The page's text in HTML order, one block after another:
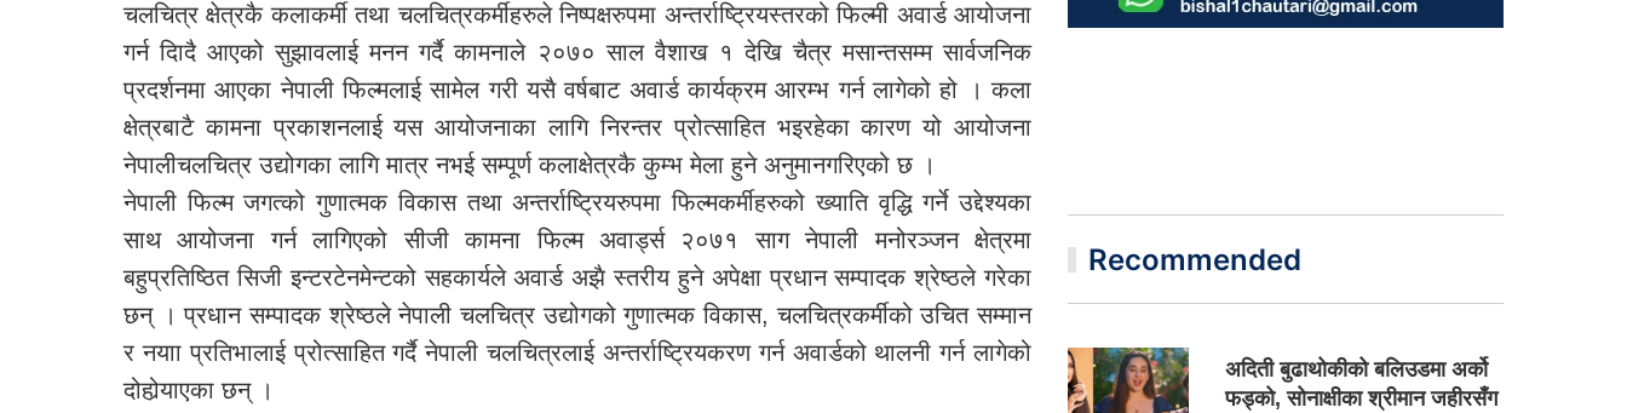
चलचित्र क्षेत्रकै कलाकर्मी तथा चलचित्रकर्मीहरुले निष्पक्षरुपमा अन्तर्राष्ट्रियस्तरको फिल्मी अवार्ड आयोजना
गर्न दिादै आएको सुझावलाई मनन गर्दै कामनाले २०७० साल वैशाख १ देखि चैत्र मसान्तसम्म सार्वजनिक
प्रदर्शनमा आएका नेपाली फिल्मलाई सामेल गरी यसै वर्षबाट अवार्ड कार्यक्रम आरम्भ गर्न लागेको हो । कला
क्षेत्रबाटै कामना प्रकाशनलाई यस आयोजनाका लागि निरन्तर प्रोत्साहित भइरहेका कारण यो आयोजना
नेपालीचलचित्र उद्योगका लागि मात्र नभई सम्पूर्ण कलाक्षेत्रकै कुम्भ मेला हुने अनुमानगरिएको छ ।
नेपाली फिल्म जगत्को गुणात्मक विकास तथा अन्तर्राष्ट्रियरुपमा फिल्मकर्मीहरुको ख्याति वृद्धि गर्ने उद्देश्यका
साथ आयोजना गर्न लागिएको सीजी कामना फिल्म अवार्ड्स २०७१ साग नेपाली मनोरञ्जन क्षेत्रमा
बहुप्रतिष्ठित सिजी इन्टरटेनमेन्टको सहकार्यले अवार्ड अझै स्तरीय हुने अपेक्षा प्रधान सम्पादक श्रेष्ठले गरेका
छन् । प्रधान सम्पादक श्रेष्ठले नेपाली चलचित्र उद्योगको गुणात्मक विकास, चलचित्रकर्मीको उचित सम्मान
र नयाा प्रतिभालाई प्रोत्साहित गर्दै नेपाली चलचित्रलाई अन्तर्राष्ट्रियकरण गर्न अवार्डको थालनी गर्न लागेको
दोहोर्‍याएका छन् ।
Recommended
अदिती बुढाथोकीको बलिउडमा अर्को
फड्को, सोनाक्षीका श्रीमान जहीरसँग